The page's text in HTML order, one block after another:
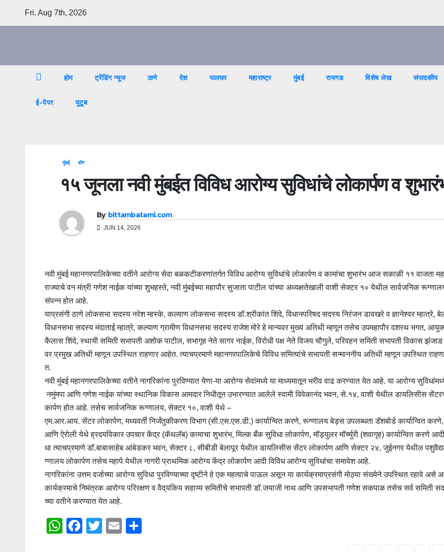
Fri. Aug 7th, 2026
होम ट्रेंडिंग न्यूज ठाणे देश पालघर महाराष्ट्र मुंबई रायगड विशेष लेख संपादकीय
ई-पेपर युटूब
मुंबई होम
१५ जूनला नवी मुंबईत विविध आरोग्य सुविधांचे लोकार्पण व
By bittambatami.com
JUN 14, 2026
नवी मुंबई महानगरपालिकेच्या वतीने आरोग्य सेवा बळकटीकरणांतर्गत विविध आरोग्य सुविधांचे लोकार्पण व कामांचा शुभारंभ आज सकाळी ११ वाजता
राज्याचे वन मंत्री गणेश नाईक यांच्या शुभहस्ते, नवी मुंबईच्या महापौर सुजाता पाटील यांच्या अध्यक्षतेखाली वाशी सेक्टर १० येथील सार्वजनिक
संपन्न होत आहे.
याप्रसंगी ठाणे लोकसभा सदस्य नरेश म्हस्के, कल्याण लोकसभा सदस्य डॉ.श्रीकांत शिंदे, विधानपरिषद सदस्य निरंजन डावखरे व ज्ञानेश्वर म्हात्रे,
विधानसभा सदस्य मंदाताई म्हात्रे, कल्याण ग्रामीण विधानसभा सदस्य राजेश मोरे हे मान्यवर मुख्य अतिथी म्हणून तसेच उपमहापौर दशरथ भगत,
कैलास शिंदे, स्थायी समिती सभापती अशोक पाटील, सभागृह नेते सागर नाईक, विरोधी पक्ष नेते विजय चौगुले, परिवहन समिती सभापती विकास झंजाड
वर प्रमुख अतिथी म्हणून उपस्थित राहणार आहेत. त्याचप्रमाणे महानगरपालिकेचे विविध समित्यांचे सभापती सन्माननीय अतिथी म्हणून उपस्थित
त.
नवी मुंबई महानगरपालिकेच्या वतीने नागरिकांना पुरविण्यात येणा-या आरोग्य सेवांमध्ये या माध्यमातून भरीव वाढ करण्यात येत आहे. या आरोग्य
नमुंमपा आणि गणेश नाईक यांच्या स्थानिक विकास आमदार निधीतून उभारण्यात आलेले स्वामी विवेकानंद भवन, से.१४, वाशी येथील डायलिसीस
कार्पण होत आहे. तसेच सार्वजनिक रूग्णालय, सेक्टर १०, वाशी येथे –
एम.आर.आय. सेंटर लोकार्पण, मध्यवर्ती निर्जंतुकीकरण विभाग (सी.एस.एस.डी.) कार्यान्वित करणे, रूग्णालय बेड्स उपलब्धता डॅशबोर्ड कार्यान्वित करणे,
आणि ऐरोली येथे ह्रदयविकार उपचार केंद्र (कॅथलॅब) कामाचा शुभारंभ, मिल्क बँक सुविधा लोकार्पण, मॉड्युलर मॉर्च्युरी (शवागृह) कार्यान्वित करणे
धा त्याचप्रमाणे डॉ.बाबासाहेब आंबेडकर भवन, सेक्टर ८, सीबीडी बेलापूर येथील डायलिसीस सेंटर लोकार्पण आणि सेक्टर २४, जुईनगर येथील
ग्णालय लोकार्पण तसेच महापे येथील नागरी प्राथमिक आरोग्य केंद्र लोकार्पण आदी विविध आरोग्य सुविधांचा समावेश आहे.
नागरिकांना उत्तम दर्जाच्या आरोग्य सुविधा पुरविण्याच्या दृष्टीने हे एक महत्वाचे पाऊल असून या कार्यक्रमाप्रसंगी मोठ्या संख्येने उपस्थित रहावे असे
कार्यक्रमाचे निमंत्रक आरोग्य परिरक्षण व वैद्‌यकिय सहाय्य समितीचे सभापती डॉ.जयाजी नाथ आणि उपसभापती गणेश सकपाळ तसेच सर्व समिती
च्या वतीने करण्यात येत आहे.
W
F
T
E